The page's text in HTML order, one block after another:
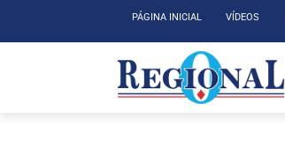
PÁGINA INICIAL VÍDEOS